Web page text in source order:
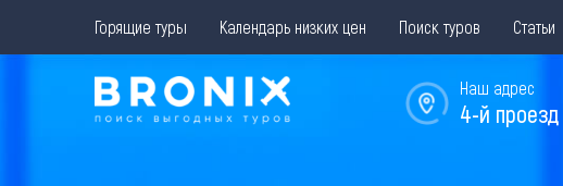
Горящие туры Календарь низких цен Поиск туров Статьи
Наш адрес
4-й